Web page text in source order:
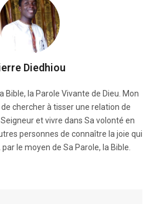
Diedhiou
Bible, la Parole Vivante de Dieu. Mon
chercher à tisser une relation de
et vivre dans Sa volonté en
personnes de connaître la joie qui
le moyen de Sa Parole, la Bible.